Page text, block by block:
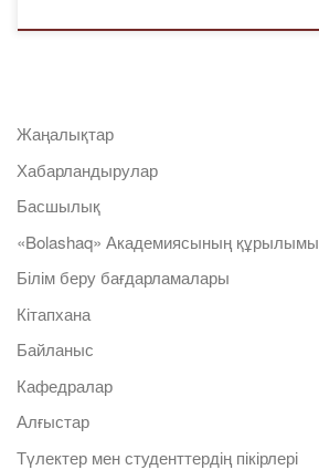
Жаңалықтар
Хабарландырулар
Басшылық
«Bolashaq» Академиясының құрылымы
Білім беру бағдарламалары
Кітапхана
Байланыс
Кафедралар
Алғыстар
Түлектер мен студенттердің пікірлері